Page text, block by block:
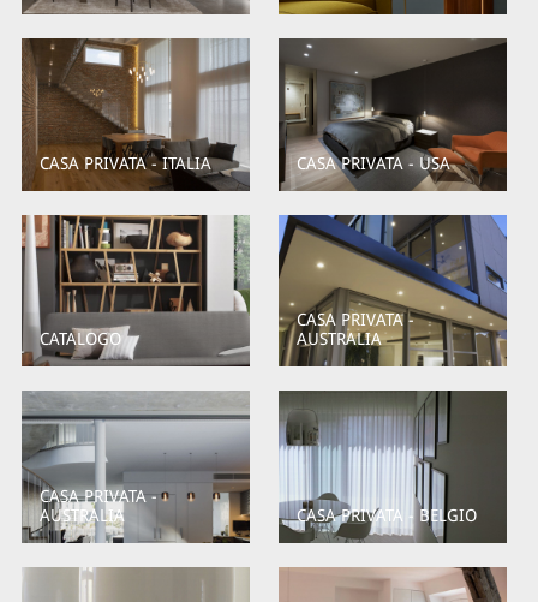
CASA PRIVATA - ITALIA CASA PRIVATA - USA
CATALOGO
CASA PRIVATA -
AUSTRALIA
CASA PRIVATA -
AUSTRALIA
CASA PRIVATA - BELGIO